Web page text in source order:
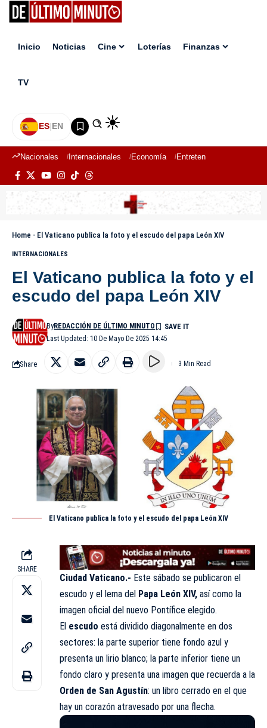
Inicio Noticias Cine Loterías Finanzas
TV
ES|EN
Nacionales Internacionales Economía Entretenimiento
Home - El Vaticano publica la foto y el escudo del papa León XIV
INTERNACIONALES
El Vaticano publica la foto y el
escudo del papa León XIV
Last Updated: 10 De Mayo De 2025 14:45
ByREDACCIÓN DE ÚLTIMO MINUTO
Share 3 Min Read
El Vaticano publica la foto y el escudo del papa León XIV
SHARE
Ciudad Vaticano.- Este sábado se publicaron el
escudo y el lema del Papa León XIV, así como la
imagen oficial del nuevo Pontífice elegido.
El escudo está dividido diagonalmente en dos
sectores: la parte superior tiene fondo azul y
presenta un lirio blanco; la parte inferior tiene un
fondo claro y presenta una imagen que recuerda a la
Orden de San Agustín: un libro cerrado en el que
hay un corazón atravesado por una flecha.